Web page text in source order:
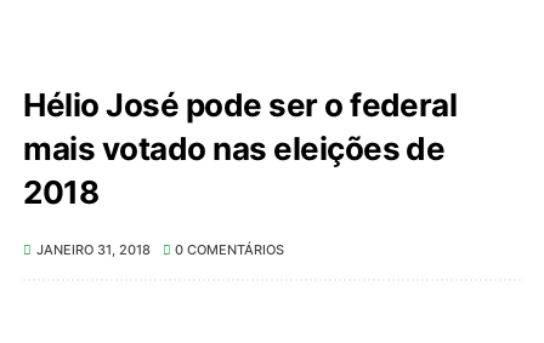
Hélio José pode ser o federal
mais votado nas eleições de
2018
JANEIRO 31, 2018 0 COMENTÁRIOS